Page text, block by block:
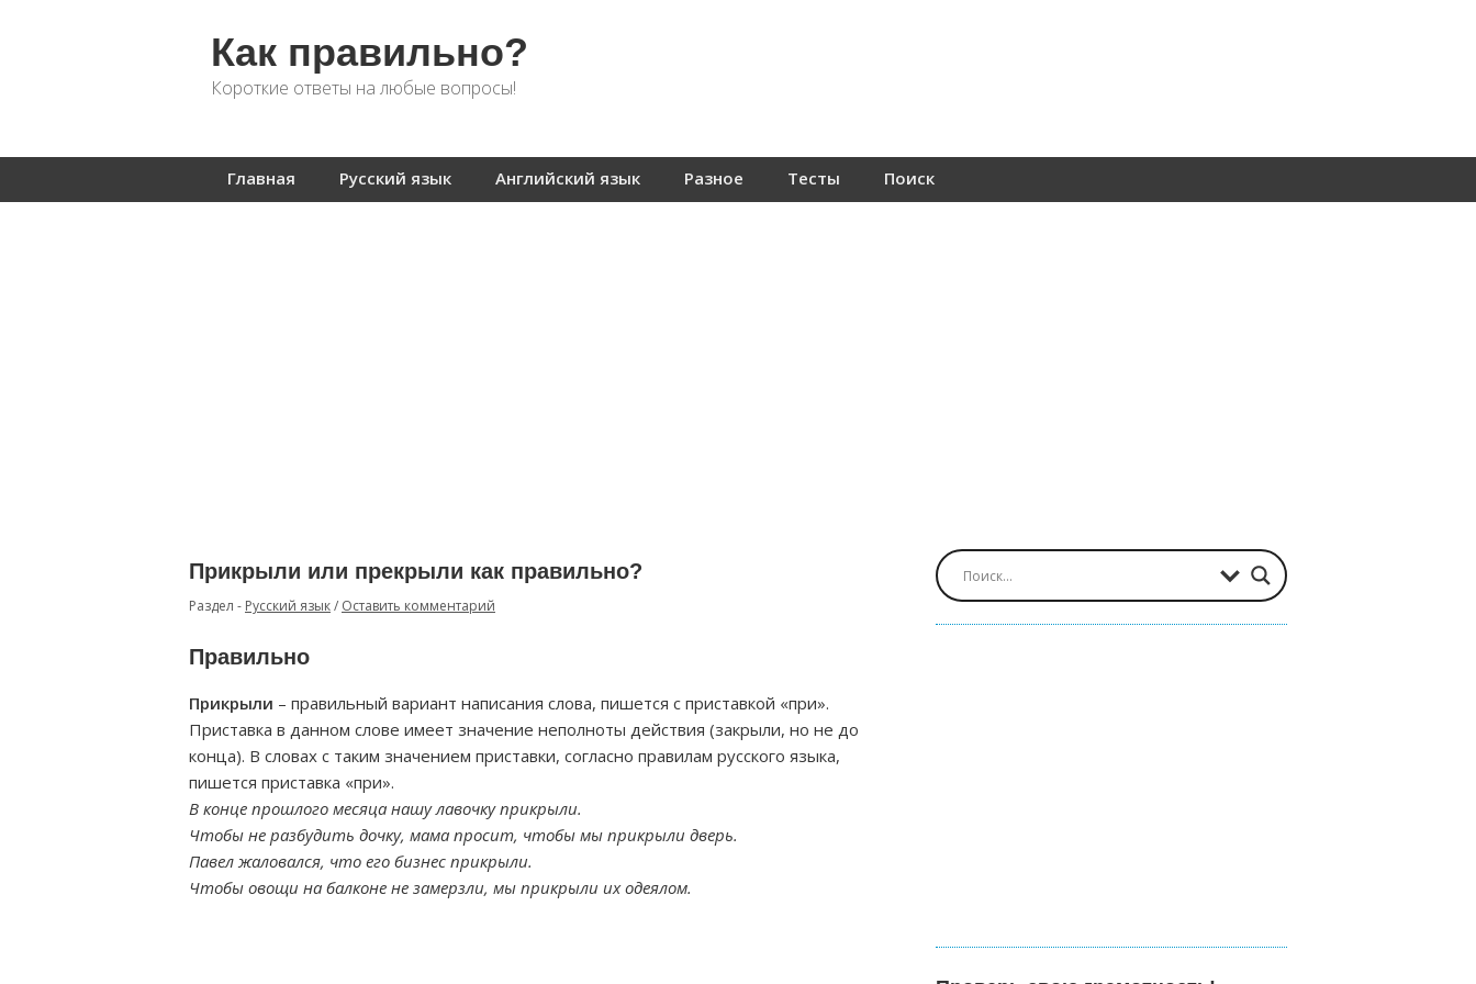
Как правильно?
Короткие ответы на любые вопросы!
Главная Русский язык Английский язык Разное Тесты Поиск
Прикрыли или прекрыли как правильно?
Раздел - Русский язык/ Оставить комментарий
Правильно
Прикрыли – правильный вариант написания слова, пишется с приставкой «при».
Приставка в данном слове имеет значение неполноты действия (закрыли, но не до
конца). В словах с таким значением приставки, согласно правилам русского языка,
пишется приставка «при».
В конце прошлого месяца нашу лавочку прикрыли.
Чтобы не разбудить дочку, мама просит, чтобы мы прикрыли дверь.
Павел жаловался, что его бизнес прикрыли.
Чтобы овощи на балконе не замерзли, мы прикрыли их одеялом.